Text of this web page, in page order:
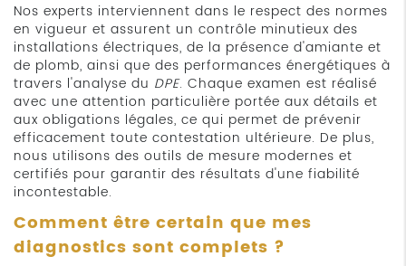
Nos experts interviennent dans le respect des normes
en vigueur et assurent un contrôle minutieux des
installations électriques, de la présence d'amiante et
de plomb, ainsi que des performances énergétiques à
travers l'analyse du DPE. Chaque examen est réalisé
avec une attention particulière portée aux détails et
aux obligations légales, ce qui permet de prévenir
efficacement toute contestation ultérieure. De plus,
nous utilisons des outils de mesure modernes et
certifiés pour garantir des résultats d'une fiabilité
incontestable.
Comment être certain que mes
diagnostics sont complets ?